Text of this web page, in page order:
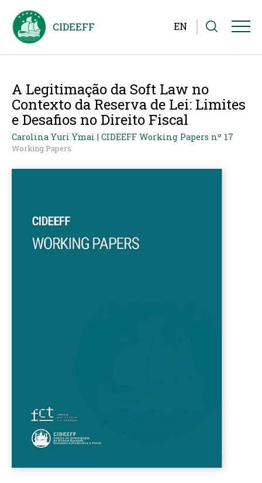
EN
A Legitimação da Soft Law no
Contexto da Reserva de Lei: Limites
e Desafios no Direito Fiscal
Carolina Yuri Ymai | CIDEEFF Working Papers nº 17
Working Papers